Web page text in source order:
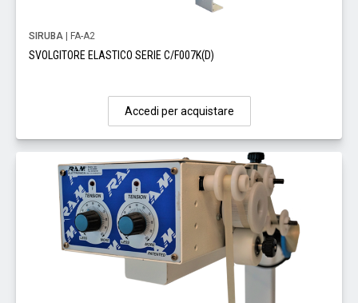
SIRUBA | FA-A2
SVOLGITORE ELASTICO SERIE C/F007K(D)
Accedi per acquistare